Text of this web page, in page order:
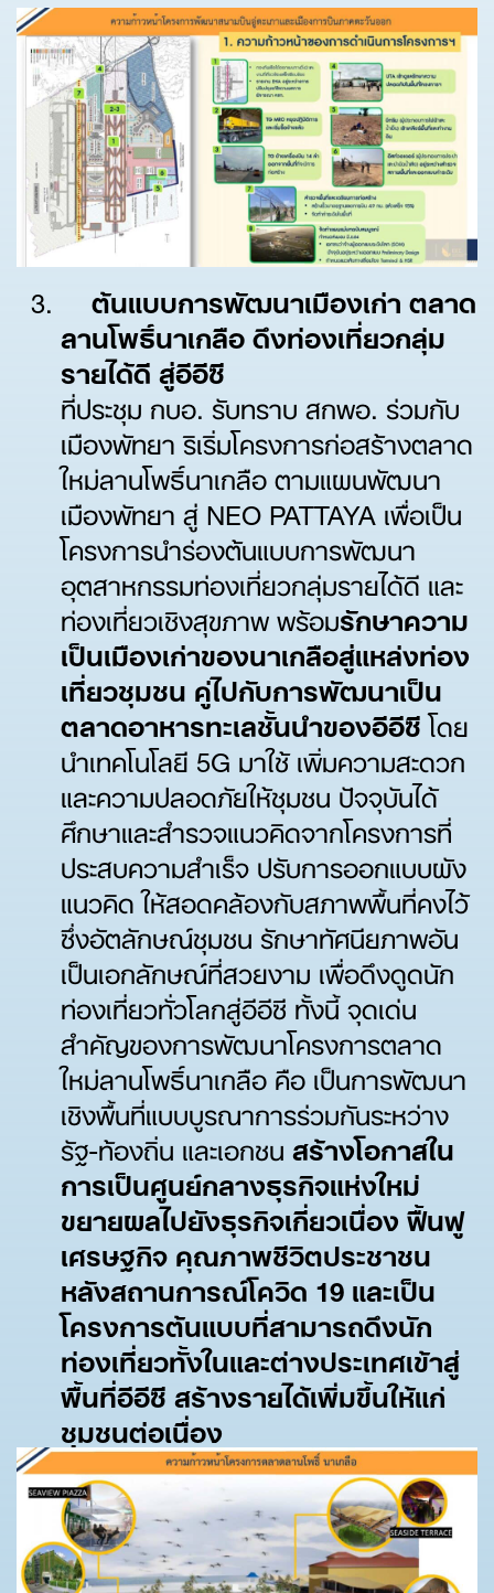
ต้นแบบการพัฒนาเมืองเก่า ตลาด
ลานโพธิ์นาเกลือ ดึงท่องเที่ยวกลุ่ม
รายได้ดี สู่อีอีซี
ที่ประชุม กบอ. รับทราบ สกพอ. ร่วมกับ
เมืองพัทยา ริเริ่มโครงการก่อสร้างตลาด
ใหม่ลานโพธิ์นาเกลือ ตามแผนพัฒนา
เมืองพัทยา สู่ NEO PATTAYA เพื่อเป็น
โครงการนำร่องต้นแบบการพัฒนา
อุตสาหกรรมท่องเที่ยวกลุ่มรายได้ดี และ
ท่องเที่ยวเชิงสุขภาพ พร้อมรักษาความ
เป็นเมืองเก่าของนาเกลือสู่แหล่งท่อง
เที่ยวชุมชน คู่ไปกับการพัฒนาเป็น
ตลาดอาหารทะเลชั้นนำของอีอีซีโดย
นำเทคโนโลยี 5G มาใช้ เพิ่มความสะดวก
และความปลอดภัยให้ชุมชน ปัจจุบันได้
ศึกษาและสำรวจแนวคิดจากโครงการที่
ประสบความสำเร็จ ปรับการออกแบบผัง
แนวคิด ให้สอดคล้องกับสภาพพื้นที่คงไว้
ซึ่งอัตลักษณ์ชุมชน รักษาทัศนียภาพอัน
เป็นเอกลักษณ์ที่สวยงาม เพื่อดึงดูดนัก
ท่องเที่ยวทั่วโลกสู่อีอีซี ทั้งนี้ จุดเด่น
สำคัญของการพัฒนาโครงการตลาด
ใหม่ลานโพธิ์นาเกลือ คือ เป็นการพัฒนา
เชิงพื้นที่แบบบูรณาการร่วมกันระหว่าง
รัฐ-ท้องถิ่น และเอกชนสร้างโอกาสใน
การเป็นศูนย์กลางธุรกิจแห่งใหม่
ขยายผลไปยังธุรกิจเกี่ยวเนื่อง ฟื้นฟู
เศรษฐกิจ คุณภาพชีวิตประชาชน
หลังสถานการณ์โควิด 19 และเป็น
โครงการต้นแบบที่สามารถดึงนัก
ท่องเที่ยวทั้งในและต่างประเทศเข้าสู่
พื้นที่อีอีซี สร้างรายได้เพิ่มขึ้นให้แก่
ชุมชนต่อเนื่อง